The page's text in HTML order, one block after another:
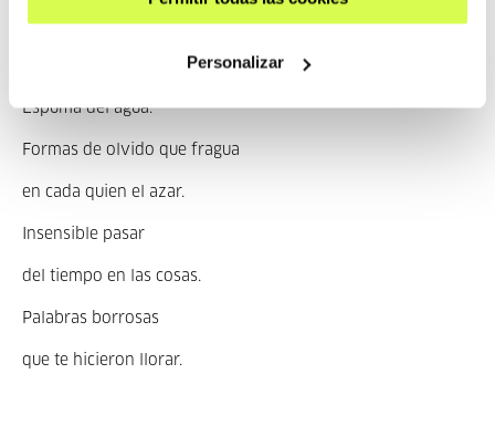
Personalizar
Espuma del agua.
Formas de olvido que fragua
en cada quien el azar.
Insensible pasar
del tiempo en las cosas.
Palabras borrosas
que te hicieron llorar.